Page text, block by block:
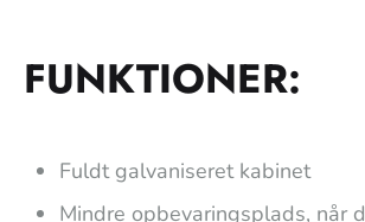
FUNKTIONER:
Fuldt galvaniseret kabinet
Mindre opbevaringsplads, når